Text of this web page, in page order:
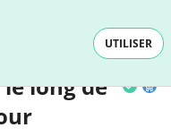
UTILISER
le long de